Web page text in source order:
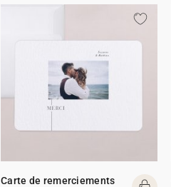
Carte de remerciements